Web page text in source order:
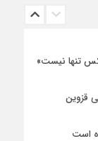
تنها نیست»
قزوین